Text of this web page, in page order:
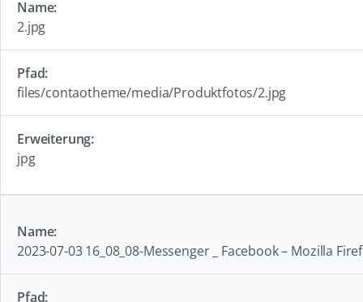
2.jpg
files/contaotheme/media/Produktfotos/2.jpg
jpg
2023-07-03 16_08_08-Messenger _ Facebook – Mozilla